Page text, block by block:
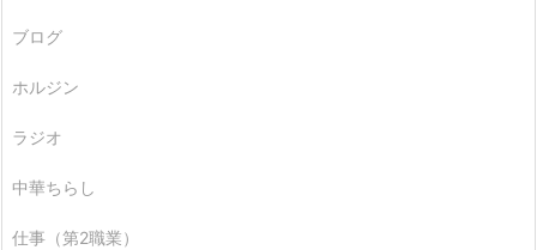
ブログ
ホルジン
ラジオ
中華ちらし
仕事（第2職業）